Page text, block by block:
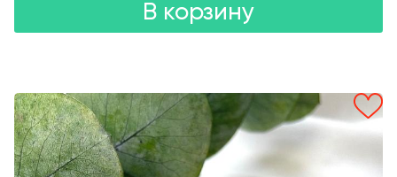
В корзину